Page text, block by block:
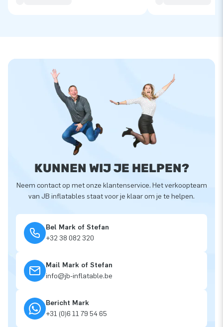
KUNNEN WIJ JE HELPEN?
Neem contact op met onze klantenservice. Het verkoopteam
van JB inflatables staat voor je klaar om je te helpen.
Bel Mark of Stefan
+32 38 082 320
Mail Mark of Stefan
info@jb-inflatable.be
Bericht Mark
+31 (0)6 11 79 54 65